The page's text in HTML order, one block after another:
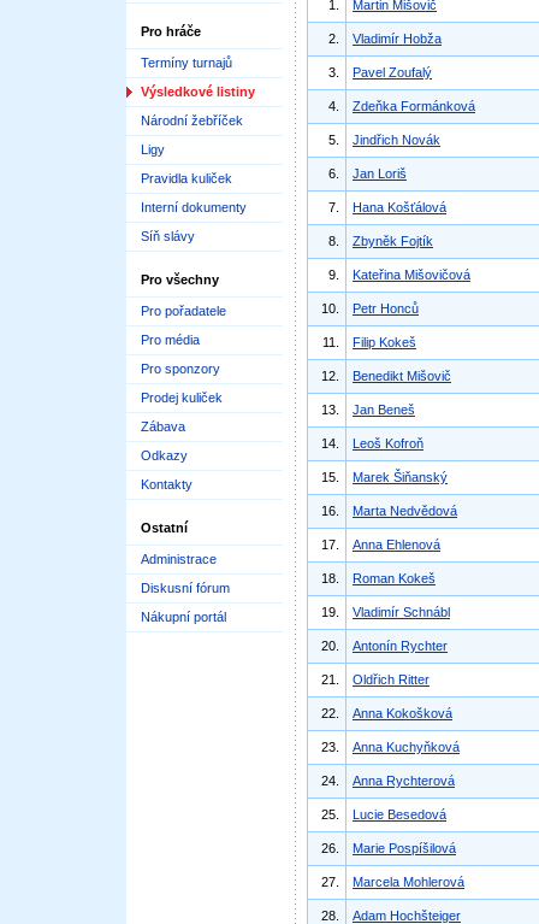
Pro hráče
Termíny turnajů
Výsledkové listiny
Národní žebříček
Ligy
Pravidla kuliček
Interní dokumenty
Síň slávy
Pro všechny
Pro pořadatele
Pro média
Pro sponzory
Prodej kuliček
Zábava
Odkazy
Kontakty
Ostatní
Administrace
Diskusní fórum
Nákupní portál
1. Martin Mišovič
2. Vladimír Hobža
3. Pavel Zoufalý
4. Zdeňka Formánková
5. Jindřich Novák
6. Jan Loriš
7. Hana Košťálová
8. Zbyněk Fojtík
9. Kateřina Mišovičová
10. Petr Honců
11. Filip Kokeš
12. Benedikt Mišovič
13. Jan Beneš
14. Leoš Kofroň
15. Marek Šiňanský
16. Marta Nedvědová
17. Anna Ehlenová
18. Roman Kokeš
19. Vladimír Schnábl
20. Antonín Rychter
21. Oldřich Ritter
22. Anna Kokošková
23. Anna Kuchyňková
24. Anna Rychterová
25. Lucie Besedová
26. Marie Pospíšilová
27. Marcela Mohlerová
28. Adam Hochšteiger